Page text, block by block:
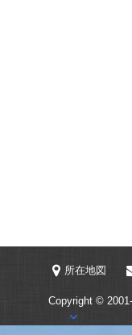
所在地図
Copyright ©